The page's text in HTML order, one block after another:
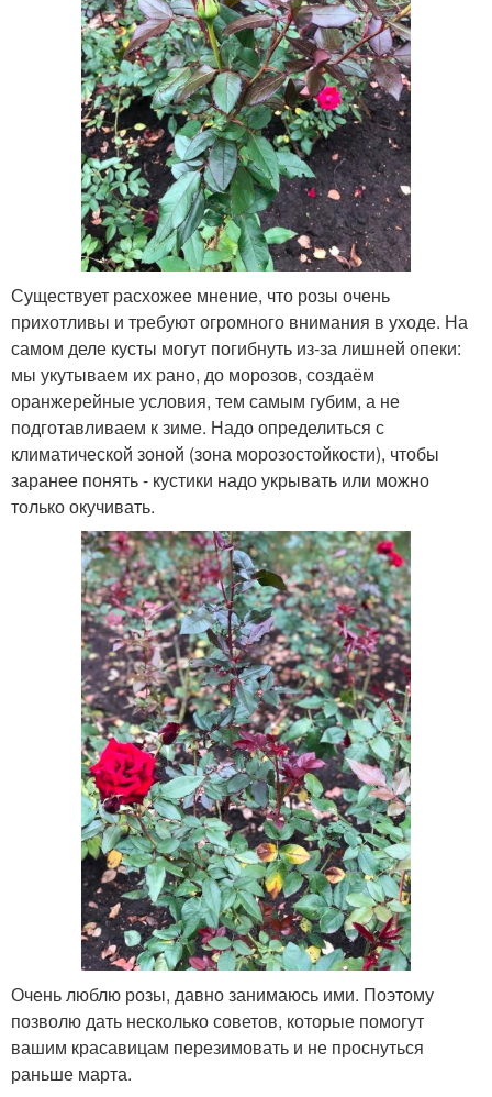
Существует расхожее мнение, что розы очень
прихотливы и требуют огромного внимания в уходе. На
самом деле кусты могут погибнуть из-за лишней опеки:
мы укутываем их рано, до морозов, создаём
оранжерейные условия, тем самым губим, а не
подготавливаем к зиме. Надо определиться с
климатической зоной (зона морозостойкости), чтобы
заранее понять - кустики надо укрывать или можно
только окучивать.
Очень люблю розы, давно занимаюсь ими. Поэтому
позволю дать несколько советов, которые помогут
вашим красавицам перезимовать и не проснуться
раньше марта.